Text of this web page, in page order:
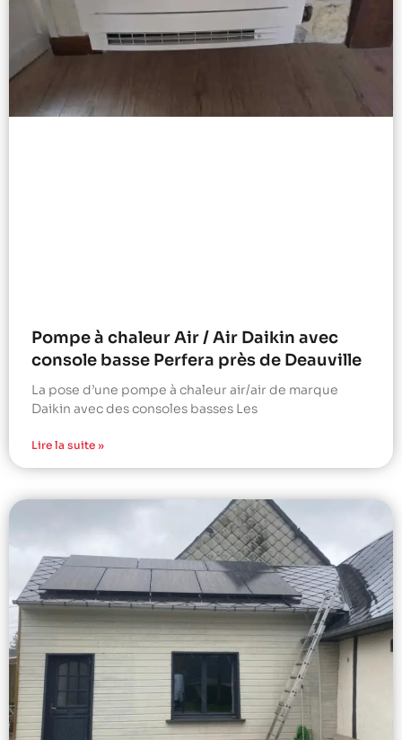
Pompe à chaleur Air / Air Daikin avec
console basse Perfera près de Deauville
La pose d’une pompe à chaleur air/air de marque
Daikin avec des consoles basses Les
Lire la suite »